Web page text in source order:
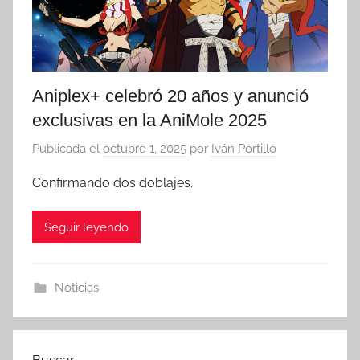
Aniplex+ celebró 20 años y anunció
exclusivas en la AniMole 2025
Publicada el octubre 1, 2025 por Iván Portillo
Confirmando dos doblajes.
Seguir leyendo
Noticias